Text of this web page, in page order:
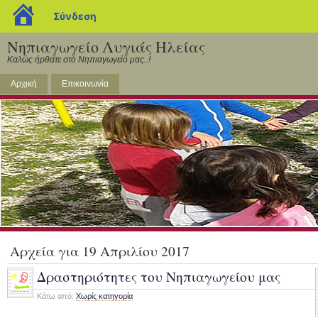
blogs.sch.gr
Σύνδεση
Νηπιαγωγείο Λυγιάς Ηλείας
Καλώς ήρθατε στο Νηπιαγωγείο μας..!
Αρχική Επικοινωνία
Αρχεία για 19 Απριλίου 2017
Δραστηριότητες του Νηπιαγωγείου μας
Κάτω από: Χωρίς κατηγορία